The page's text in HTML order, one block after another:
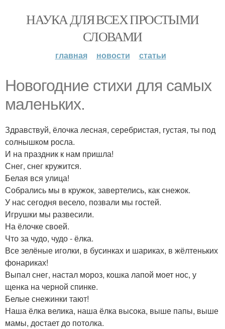
НАУКА ДЛЯ ВСЕХ ПРОСТЫМИ
СЛОВАМИ
главная новости статьи
Новогодние стихи для самых
маленьких.
Здравствуй, ёлочка лесная, серебристая, густая, ты под
солнышком росла.
И на праздник к нам пришла!
Снег, снег кружится.
Белая вся улица!
Собрались мы в кружок, завертелись, как снежок.
У нас сегодня весело, позвали мы гостей.
Игрушки мы развесили.
На ёлочке своей.
Что за чудо, чудо - ёлка.
Все зелёные иголки, в бусинках и шариках, в жёлтеньких
фонариках!
Выпал снег, настал мороз, кошка лапой моет нос, у
щенка на черной спинке.
Белые снежинки тают!
Наша ёлка велика, наша ёлка высока, выше папы, выше
мамы, достает до потолка.